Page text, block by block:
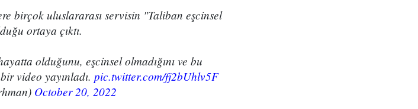
birçok uluslararası servisin "Taliban eşcinsel
ortaya çıktı.
olduğunu, eşcinsel olmadığını ve bu
video yayınladı. pic.twitter.com/fj2bUhlv5F
October 20, 2022